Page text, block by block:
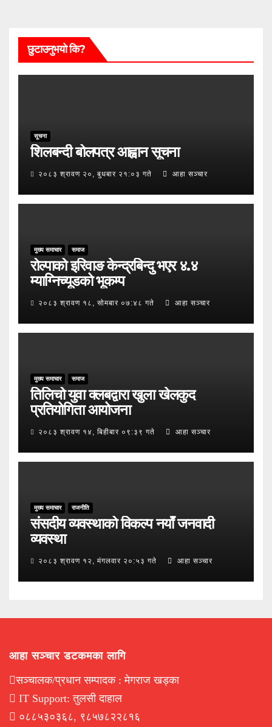
छुटाउनुभयो कि?
सूचना
शिलबन्दी बोलपत्र आह्वान सूचना
२०८३ श्रावण २०, बुधबार २१:०३ गते आहा सञ्चार
मुख्य समाचार समाज
रोल्पाको इरिवाङ केन्द्रबिन्दु भएर ४.४
म्याग्निच्यूडको भूकम्प
२०८३ श्रावण १८, सोमबार ०७:४८ गते आहा सञ्चार
मुख्य समाचार समाज
तिलिचो युवा क्लबद्वारा खुला खेलकुद
प्रतियोगिता आयोजना
२०८३ श्रावण १४, बिहीबार ०९:३९ गते आहा सञ्चार
मुख्य समाचार राजनीति
संसदीय व्यवस्थाको विकल्प नयाँ जनवादी
व्यवस्था
२०८३ श्रावण १२, मंगलवार २०:५३ गते आहा सञ्चार
आहा सञ्चार डटकमका लागि
सञ्चालक/प्रधान सम्पादक : मेगराज खड्का
IT Support: तुलसी दाहाल
०८८५३०३६८, ९८५७८२२८१६